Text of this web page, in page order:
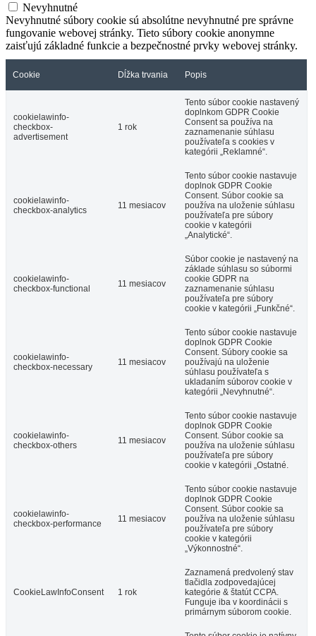
Nevyhnutné
Nevyhnutné súbory cookie sú absolútne nevyhnutné pre správne
fungovanie webovej stránky. Tieto súbory cookie anonymne
zaisťujú základné funkcie a bezpečnostné prvky webovej stránky.
Cookie Dĺžka trvania Popis
cookielawinfo-
checkbox-
advertisement
1 rok
Tento súbor cookie nastavený
doplnkom GDPR Cookie
Consent sa používa na
zaznamenanie súhlasu
používateľa s cookies v
kategórii „Reklamné“.
cookielawinfo-
checkbox-analytics
11 mesiacov
Tento súbor cookie nastavuje
doplnok GDPR Cookie
Consent. Súbor cookie sa
používa na uloženie súhlasu
používateľa pre súbory
cookie v kategórii
„Analytické“.
cookielawinfo-
checkbox-functional
11 mesiacov
Súbor cookie je nastavený na
základe súhlasu so súbormi
cookie GDPR na
zaznamenanie súhlasu
používateľa pre súbory
cookie v kategórii „Funkčné“.
cookielawinfo-
checkbox-necessary
11 mesiacov
Tento súbor cookie nastavuje
doplnok GDPR Cookie
Consent. Súbory cookie sa
používajú na uloženie
súhlasu používateľa s
ukladaním súborov cookie v
kategórii „Nevyhnutné“.
cookielawinfo-
checkbox-others
11 mesiacov
Tento súbor cookie nastavuje
doplnok GDPR Cookie
Consent. Súbor cookie sa
používa na uloženie súhlasu
používateľa pre súbory
cookie v kategórii „Ostatné.
cookielawinfo-
checkbox-performance
11 mesiacov
Tento súbor cookie nastavuje
doplnok GDPR Cookie
Consent. Súbor cookie sa
používa na uloženie súhlasu
používateľa pre súbory
cookie v kategórii
„Výkonnostné“.
CookieLawInfoConsent 1 rok
Zaznamená predvolený stav
tlačidla zodpovedajúcej
kategórie & štatút CCPA.
Funguje iba v koordinácii s
primárnym súborom cookie.